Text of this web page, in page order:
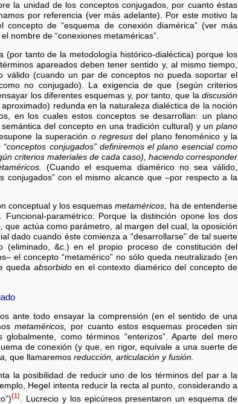
la unidad de los conceptos conjugados, por cuanto éstas
por referencia (ver más adelante). Por este motivo la
de “esquema de conexión diamérica” (ver más
nombre de “conexiones metaméricas”.
(por tanto de la metodología histórico-dialéctica) porque los
apareados deben tener sentido y, al mismo tiempo,
(cuando un par de conceptos no pueda soportar el
no conjugado). La exigencia de que (según criterios
los diferentes esquemas y, por tanto, que la discusión
redunda en la naturaleza dialéctica de la noción
en los cuales estos conceptos se desarrollan: un plano
del concepto en una tradición cultural) y un plano
la superación o regresusdel plano fenoménico y la
conjugados” definiremos el plano esencial como
criterios materiales de cada caso), haciendo corresponder
(Cuando el esquema diamérico no sea válido,
conjugados” con el mismo alcance que –por respecto a la
conceptual y los esquemasmetaméricos, ha de entenderse
paramétrico: Porque la distinción opone los dos
que actúa como parámetro, al margen del cual, la oposición
dado cuando éste comienza a “desarrollarse” de tal suerte
&c.) en el propio proceso de constitución del
el concepto “metamérico” no sólo queda neutralizado (en
queda absorbidoen el contexto diamérico del concepto de
ante todo ensayar la comprensión (en el sentido de una
metaméricos,
por cuanto estos esquemas proceden sin
como términos “enterizos”. Aparte del mero
de conexión (y que, en rigor, equivale a una suerte de
que llamaremos reducción, articulación y fusión.
la posibilidad de reducir uno de los términos del par a la
Hegel intenta reducir la recta al punto, considerando a
{1}
. Lucrecio y los epicúreos presentaron un esquema de